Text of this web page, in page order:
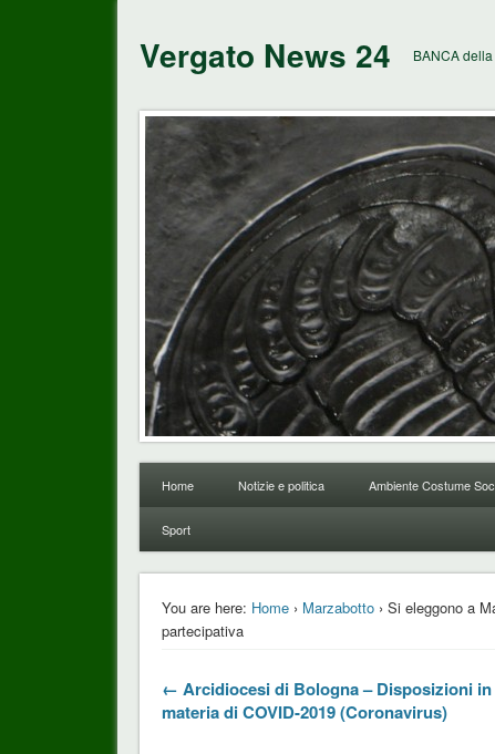
Vergato News 24 BANCA
Home Notizie e politica Ambiente Costume
Sport
You are here: Home› Marzabotto› Si eleggono a
partecipativa
← Arcidiocesi di Bologna – Disposizioni in
materia di COVID-2019 (Coronavirus)